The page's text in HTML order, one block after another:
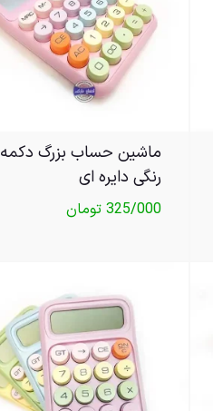
ماشین حساب بزرگ دکمه
رنگی دایره ای
325/000 تومان